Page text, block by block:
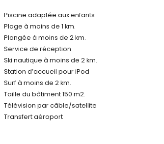
Costa Blanca
de la maison)
Puerto, Jávea), ruine (Molinos de Viento,
Piscine adaptée aux enfants
Plage à moins de 1 km.
Plongée à moins de 2 km.
Service de réception
Ski nautique à moins de 2 km.
Station d’accueil pour iPod
Surf à moins de 2 km.
Taille du bâtiment 150 m2.
Télévision par câble/satellite
Transfert aéroport